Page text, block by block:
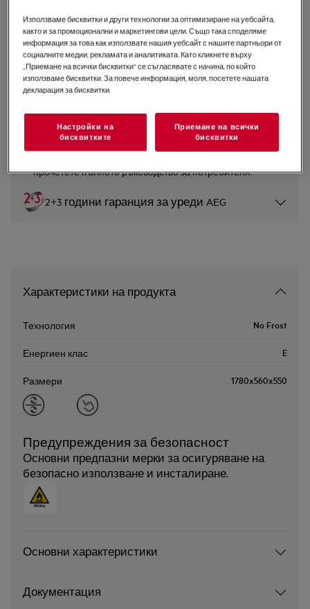
вграждане 7000 GreenZone 177.2
cm
0 (0)
Инструкциите за безопасност и предупрежденията за
безопасност съгласно регламент на ЕС 2023/988 са
изброени в глава 1 и 2 на ръководството за
прочетете пълното ръководство за потребителя.
2+3 години гаранция за уреди AEG
Характеристики на продукта
Технология No Frost
Енергиен клас E
Размери 1780x560x550
Предупреждения за безопасност
Основни предпазни мерки за осигуряване на
безопасно използване и инсталиране.
Основни характеристики
Документация
Използваме бисквитки и други технологии за оптимизиране на уебсайта,
както и за промоционални и маркетингови цели. Също така споделяме
информация за това как използвате нашия уебсайт с нашите партньори от
социалните медии, рекламата и аналитиката. Като кликнете върху
„Приемане на всички бисквитки“ се съгласявате с начина, по който
използваме бисквитки. За повече информация, моля, посетете нашата
декларация за бисквитки.
Настройки на
бисквитките
Приемане на всички
бисквитки